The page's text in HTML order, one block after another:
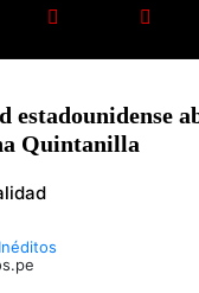
estadounidense
Quintanilla